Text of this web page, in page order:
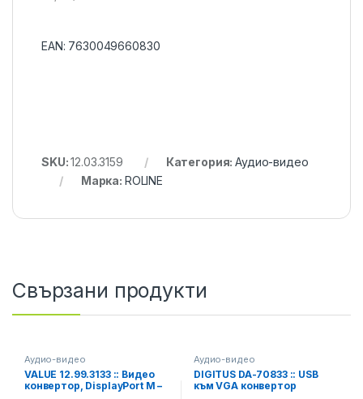
EAN: 7630049660830
SKU:12.03.3159 Категория:Аудио-видео
Марка: ROLINE
Свързани продукти
Аудио-видео
VALUE 12.99.3133 :: Видео
конвертор, DisplayPort M –
Аудио-видео
DIGITUS DA-70833 :: USB
към VGA конвертор